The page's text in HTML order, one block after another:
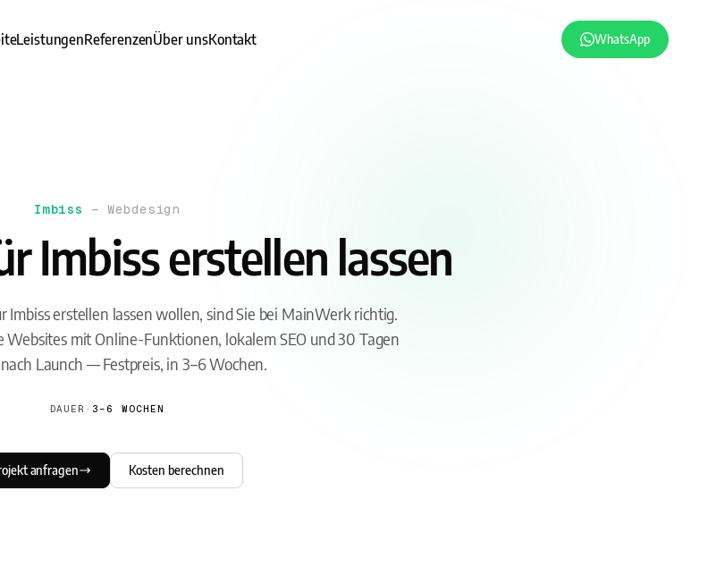
LeistungenReferenzenÜber unsKontakt WhatsApp
Imbiss — Webdesign
Imbiss erstellen lassen
Imbiss erstellen lassen wollen, sind Sie bei MainWerk richtig.
mit Online-Funktionen, lokalem SEO und 30 Tagen
Launch — Festpreis, in 3–6 Wochen.
DAUER · 3–6 WOCHEN
anfragen Kosten berechnen